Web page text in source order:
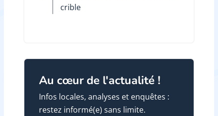
crible
Au cœur de l'actualité !
Infos locales, analyses et enquêtes :
restez informé(e) sans limite.